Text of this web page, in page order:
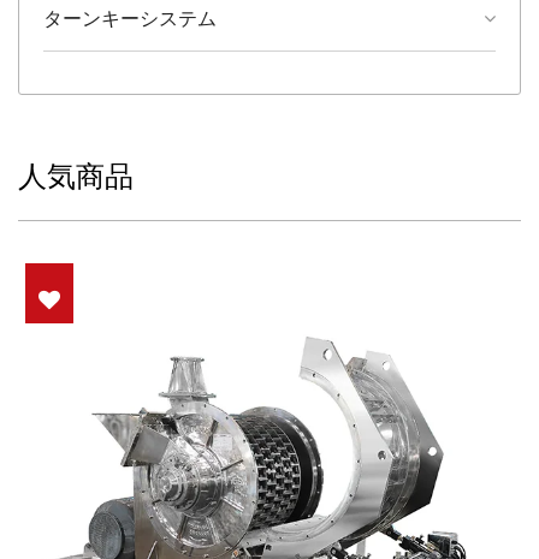
ターンキーシステム
人気商品